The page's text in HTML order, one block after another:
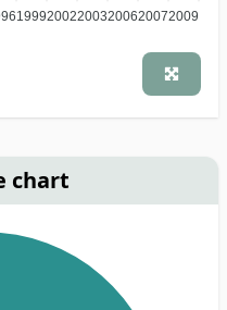
199920022003200620072009
chart